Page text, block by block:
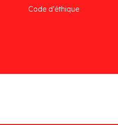
Code d'éthique